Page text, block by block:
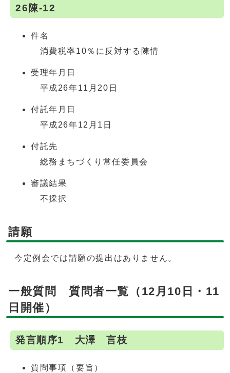
26陳-12
件名
消費税率10％に反対する陳情
受理年月日
平成26年11月20日
付託年月日
平成26年12月1日
付託先
総務まちづくり常任委員会
審議結果
不採択
請願
今定例会では請願の提出はありません。
一般質問 質問者一覧（12月10日・11
日開催）
発言順序1 大澤 言枝
質問事項（要旨）